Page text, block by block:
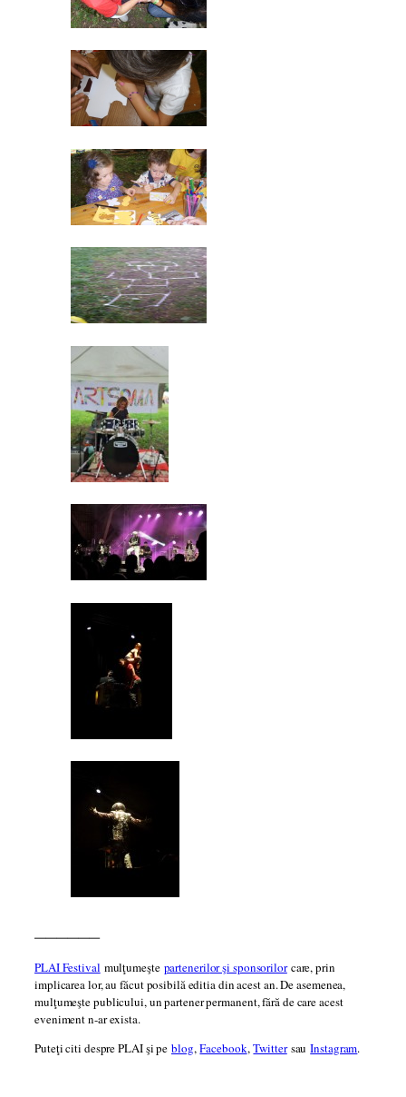
PLAI Festival mulţumeşte partenerilor şi sponsorilorcare, prin
implicarea lor, au făcut posibilă editia din acest an. De asemenea,
mulţumeşte publicului, un partener permanent, fără de care acest
eveniment n-ar exista.
Puteţi citi despre PLAI şi pe blog,Facebook,Twitter sauInstagram.